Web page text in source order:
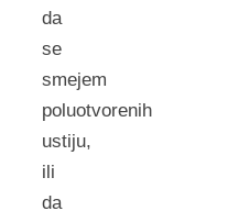
da
se
smejem
poluotvorenih
ustiju,
ili
da